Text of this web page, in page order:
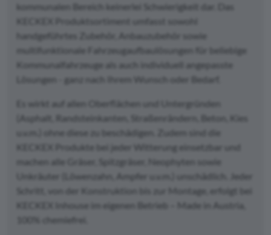
kommunalen Bereich keinerlei Schwierigkeit dar. Das
KECKEX Produktsortiment umfasst sowohl
handgeführtes Zubehör, Anbauzubehör sowie
multifunktionale Fahrzeugaufbaulösungen für beliebige
Kommunalfahrzeuge als auch individuell angepasste
Lösungen - ganz nach Ihrem Wunsch oder Bedarf.
Es wirkt auf allen Oberflächen und Untergründen
(Asphalt, Randsteinkanten, Straßenrändern, Beton, Kies
u.v.m.) ohne diese zu beschädigen. Zudem sind die
KECKEX Produkte bei jeder Witterung einsetzbar und
machen alle Gräser, Spitzgräser, Neophyten sowie
Unkräuter (Löwenzahn, Ampfer u.v.m.) unschädlich. Jeder
Schritt, von der Konstruktion bis zur Montage, erfolgt bei
KECKEX Inhouse im eigenen Betrieb – Made in Austria,
100% chemiefrei.